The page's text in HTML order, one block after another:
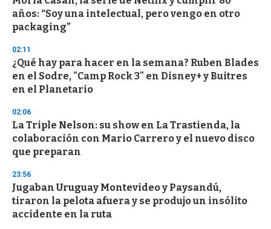
o
f
3
s
c
o
n
años: “Soy una intelectual, pero vengo en otro
packaging”
02:11
¿Qué hay para hacer en la semana? Ruben Blades
en el Sodre, "Camp Rock 3" en Disney+ y Buitres
en el Planetario
02:06
La Triple Nelson: su show en La Trastienda, la
colaboración con Mario Carrero y el nuevo disco
que preparan
23:56
Jugaban Uruguay Montevideo y Paysandú,
tiraron la pelota afuera y se produjo un insólito
accidente en la ruta